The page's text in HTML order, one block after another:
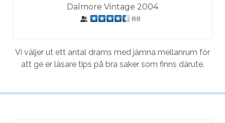
Dalmore Vintage 2004
88
Vi väljer ut ett antal drams med jämna mellanrum för
att ge er läsare tips på bra saker som finns därute.